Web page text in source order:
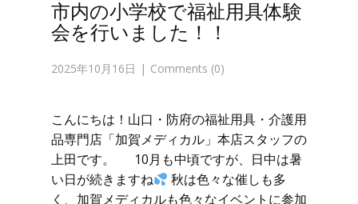
市内の小学校で福祉用具体験
会を行いました！！
2025年10月16日 Comments (0)
こんにちは！山口・防府の福祉用具・介護用
品専門店「加賀メディカル」本店スタッフの
上田です。 10月も中頃ですが、日中は暑
い日が続きますね
秋は色々な催しも多
く、加賀メディカルも色々なイベントに参加